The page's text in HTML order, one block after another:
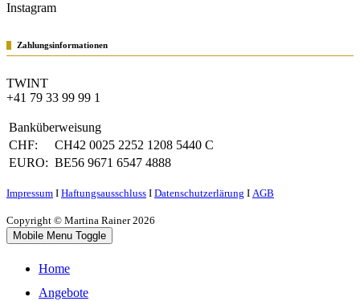
Instagram
Zahlungsinformationen
TWINT
+41 79 33 99 99 1
Banküberweisung
CHF:
CH42 0025 2252 1208 5440 C
EURO: BE56 9671 6547 4888
Impressum Ι Haftungsausschluss Ι Datenschutzerlärung Ι AGB
Copyright © Martina Rainer 2026
Mobile Menu Toggle
Home
Angebote